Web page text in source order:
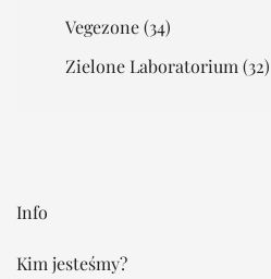
Vegezone(34)
Zielone Laboratorium (32)
Info
Kim jesteśmy?